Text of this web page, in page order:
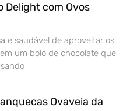
Delight com Ovos
e saudável de aproveitar os
um bolo de chocolate que
Ovaveia da